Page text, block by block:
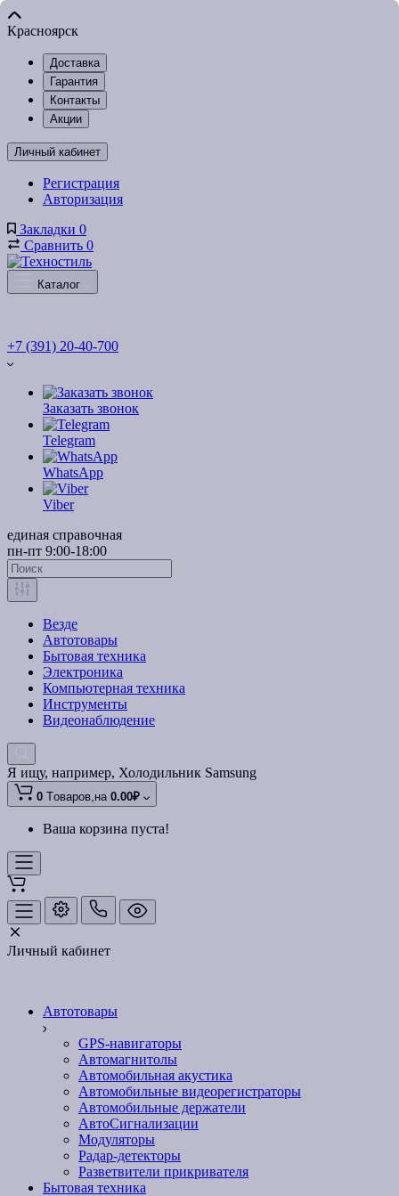
Красноярск
Доставка
Гарантия
Контакты
Акции
Личный кабинет
Регистрация
Авторизация
Закладки 0
Сравнить 0
Каталог
+7 (391) 20-40-700
Заказать звонок
Telegram
WhatsApp
Viber
единая справочная
пн-пт 9:00-18:00
Везде
Автотовары
Бытовая техника
Электроника
Компьютерная техника
Инструменты
Видеонаблюдение
Я ищу, например, Холодильник Samsung
0 Tоваров,на 0.00₽
Ваша корзина пуста!
Личный кабинет
Автотовары
GPS-навигаторы
Автомагнитолы
Автомобильная акустика
Автомобильные видеорегистраторы
Автомобильные держатели
АвтоСигнализации
Модуляторы
Радар-детекторы
Разветвители прикривателя
Бытовая техника